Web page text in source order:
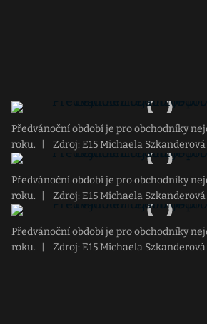
Předvánoční období je pro obchodníky
roku.
Zdroj: E15 Michaela Szkanderová
Předvánoční období je pro obchodníky
roku.
Zdroj: E15 Michaela Szkanderová
Předvánoční období je pro obchodníky
roku.
Zdroj: E15 Michaela Szkanderová